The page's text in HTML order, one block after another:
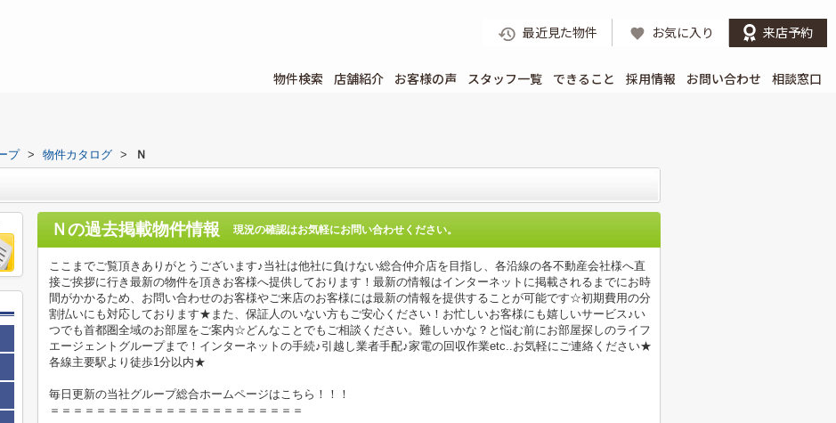
最近見た物件 お気に入り 来店予約
物件検索 店舗紹介 お客様の声 スタッフ一覧 できること 採用情報 お問い合わせ 相談窓口
プ > 物件カタログ > Ｎ
Ｎの過去掲載物件情報 現況の確認はお気軽にお問い合わせください。
ここまでご覧頂きありがとうございます♪当社は他社に負けない総合仲介店を目指し、各沿線の各不動産会社様へ直
接ご挨拶に行き最新の物件を頂きお客様へ提供しております！最新の情報はインターネットに掲載されるまでにお時
間がかかるため、お問い合わせのお客様やご来店のお客様には最新の情報を提供することが可能です☆初期費用の分
割払いにも対応しております★また、保証人のいない方もご安心ください！お忙しいお客様にも嬉しいサービス♪い
つでも首都圏全域のお部屋をご案内☆どんなことでもご相談ください。難しいかな？と悩む前にお部屋探しのライフ
エージェントグループまで！インターネットの手続♪引越し業者手配♪家電の回収作業etc..お気軽にご連絡ください★
各線主要駅より徒歩1分以内★
毎日更新の当社グループ総合ホームページはこちら！！！
＝＝＝＝＝＝＝＝＝＝＝＝＝＝＝＝＝＝＝＝＝＝